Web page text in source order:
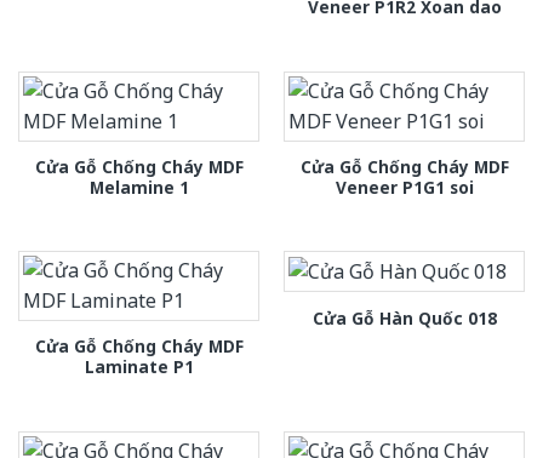
Veneer P1R2 Xoan dao
Cửa Gỗ Chống Cháy MDF
Melamine 1
Cửa Gỗ Chống Cháy MDF
Veneer P1G1 soi
Cửa Gỗ Chống Cháy MDF
Laminate P1
Cửa Gỗ Hàn Quốc 018